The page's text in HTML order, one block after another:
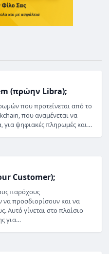
(πρώην Libra);
που προτείνεται από το
που αναμένεται να
για ψηφιακές πληρωμές και…
Customer);
παρόχους
προσδιορίσουν και να
Αυτό γίνεται στο πλαίσιο
για…